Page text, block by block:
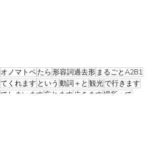
オノマトペたら 形容詞過去形 まるごとA2B1
てくれます という 動詞＋と 観光で行きます
てしまいます忘れます 歩きます場所＋で